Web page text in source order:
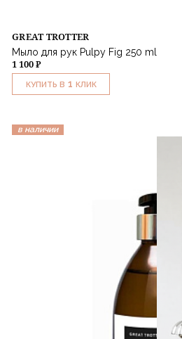
GREAT TROTTER
Мыло для рук Pulpy Fig 250 ml
1 100 ₽
КУПИТЬ В 1 КЛИК
в наличии